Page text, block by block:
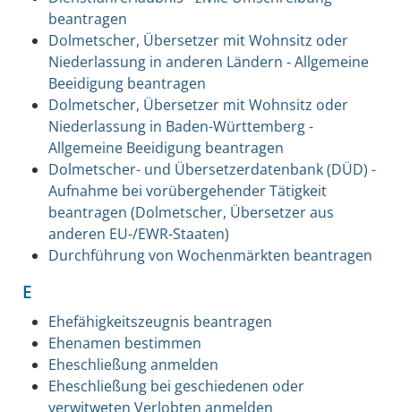
beantragen
Dolmetscher, Übersetzer mit Wohnsitz oder
Niederlassung in anderen Ländern - Allgemeine
Beeidigung beantragen
Dolmetscher, Übersetzer mit Wohnsitz oder
Niederlassung in Baden-Württemberg -
Allgemeine Beeidigung beantragen
Dolmetscher- und Übersetzerdatenbank (DÜD) -
Aufnahme bei vorübergehender Tätigkeit
beantragen (Dolmetscher, Übersetzer aus
anderen EU-/EWR-Staaten)
Durchführung von Wochenmärkten beantragen
E
Ehefähigkeitszeugnis beantragen
Ehenamen bestimmen
Eheschließung anmelden
Eheschließung bei geschiedenen oder
verwitweten Verlobten anmelden